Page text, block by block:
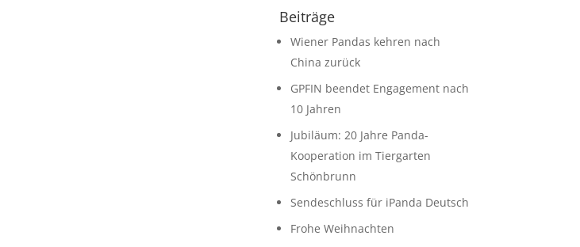
Beiträge
Wiener Pandas kehren nach
China zurück
GPFIN beendet Engagement nach
10 Jahren
Jubiläum: 20 Jahre Panda-
Kooperation im Tiergarten
Schönbrunn
Sendeschluss für iPanda Deutsch
Frohe Weihnachten